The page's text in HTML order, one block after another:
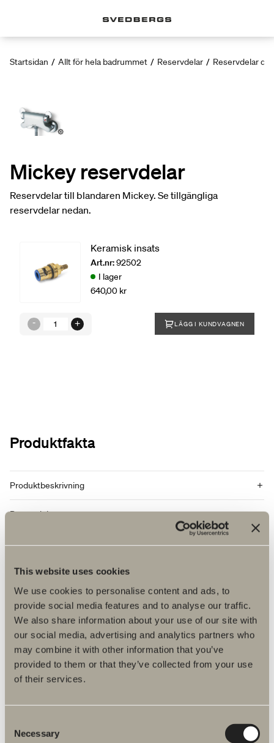
This website uses cookies
We use cookies to personalise content and ads, to
provide social media features and to analyse our traffic.
We also share information about your use of our site with
our social media, advertising and analytics partners who
may combine it with other information that you’ve
provided to them or that they’ve collected from your use
of their services.
Selection
Necessary
Startsidan / Allt för hela badrummet / Reservdelar / Reservdelar
Mickey reservdelar
Reservdelar till blandaren Mickey. Se tillgängliga
reservdelar nedan.
Keramisk insats
Art.nr:92502
I lager
640,00 kr
LÄGG I KUNDVAGNEN
Produktfakta
Produktbeskrivning
Reservdelar
Artikelnummer
Specifikation
dusch- och badkarsblandare